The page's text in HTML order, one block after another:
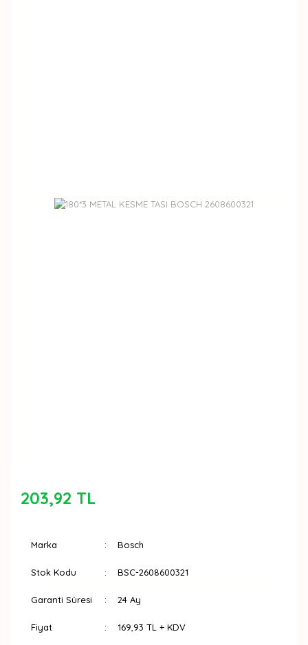
203,92 TL
Marka Bosch
Stok Kodu BSC-2608600321
Garanti Süresi 24 Ay
Fiyat 169,93 TL + KDV